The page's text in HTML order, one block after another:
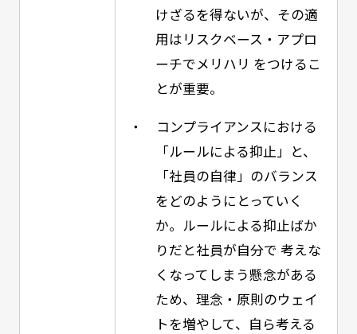
けざるを得ないが、その適
用はリスクベース・アプロ
ーチでメリハリ をつけるこ
とが重要。
・ コンプライアンスにおける
「ルールによる抑止」と、
「社員の自律」のバランス
をどのようにとっていく
か。ルールによる抑止ばか
りだと社員が自分で 考えな
くなってしまう懸念がある
ため、理念・原則のウェイ
トを増やして、自ら考える